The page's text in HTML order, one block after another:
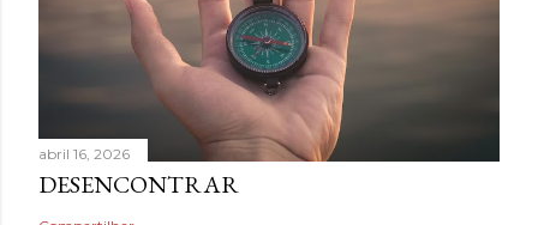
abril 16, 2026
DESENCONTRAR